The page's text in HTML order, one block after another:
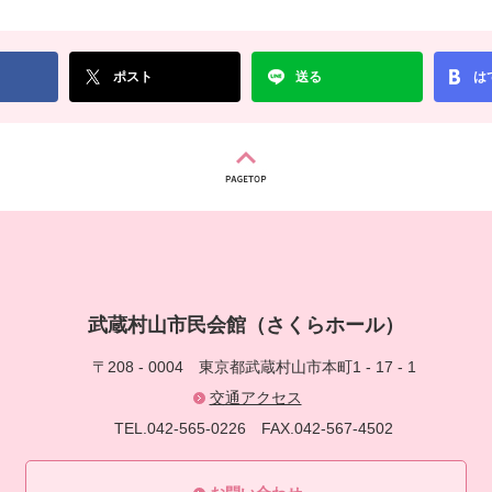
ポスト 送る は
武蔵村山市民会館（さくらホール）
〒208 - 0004 東京都武蔵村山市本町1 - 17 - 1
交通アクセス
TEL.042-565-0226 FAX.042-567-4502